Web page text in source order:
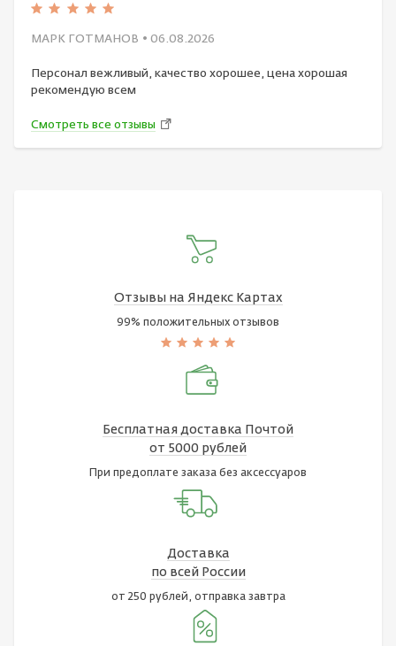
МАРК ГОТМАНОВ • 06.08.2026
Персонал вежливый, качество хорошее, цена хорошая
рекомендую всем
Смотреть все отзывы
Отзывы на Яндекс Картах
99% положительных отзывов
Бесплатная доставка Почтой
от 5000 рублей
При предоплате заказа без аксессуаров
Доставка
по всей России
от 250 рублей, отправка завтра